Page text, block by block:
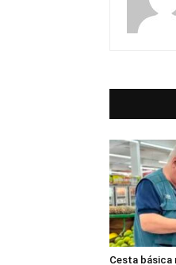
Cesta básica